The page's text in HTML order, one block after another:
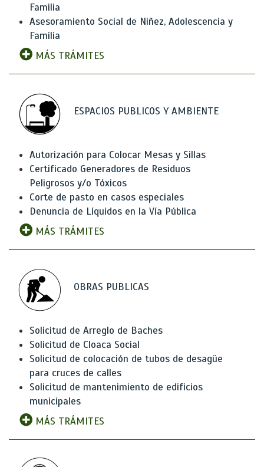
Familia
Asesoramiento Social de Niñez, Adolescencia y
Familia
MÁS TRÁMITES
ESPACIOS PUBLICOS Y AMBIENTE
Autorización para Colocar Mesas y Sillas
Certificado Generadores de Residuos
Peligrosos y/o Tóxicos
Corte de pasto en casos especiales
Denuncia de Líquidos en la Vía Pública
MÁS TRÁMITES
OBRAS PUBLICAS
Solicitud de Arreglo de Baches
Solicitud de Cloaca Social
Solicitud de colocación de tubos de desagüe
para cruces de calles
Solicitud de mantenimiento de edificios
municipales
MÁS TRÁMITES